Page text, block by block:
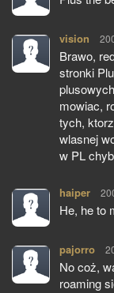
vision
Brawo,
stronki
mowiac,
tych,
wlasnej
w PL
haiper
He, he to
pajorro
No coż,
roaming